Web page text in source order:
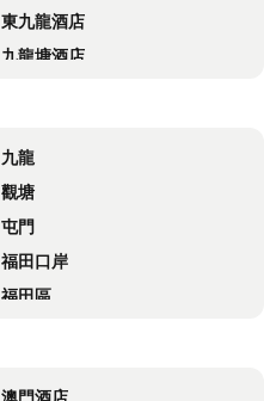
帝都香港酒店
Dorsett Tsuen Wan, Hong Kong
Hotel COZi Oasis
Hotel Ease Tsuen Wan
富豪東方酒店 (香港)
旭逸酒店‧旺角
富薈炮台山酒店
東九龍酒店
九龍塘酒店
九龍
觀塘
屯門
福田口岸
福田區
澳門酒店